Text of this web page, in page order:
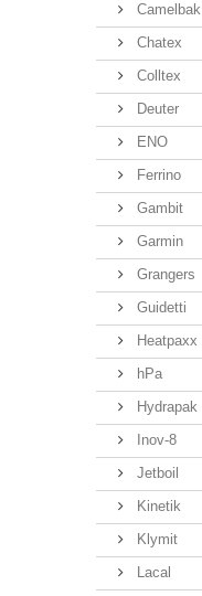
Camelbak
Chatex
Colltex
Deuter
ENO
Ferrino
Gambit
Garmin
Grangers
Guidetti
Heatpaxx
hPa
Hydrapak
Inov-8
Jetboil
Kinetik
Klymit
Lacal